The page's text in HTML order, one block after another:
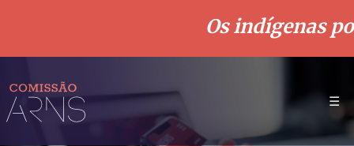
Os indígenas
☰